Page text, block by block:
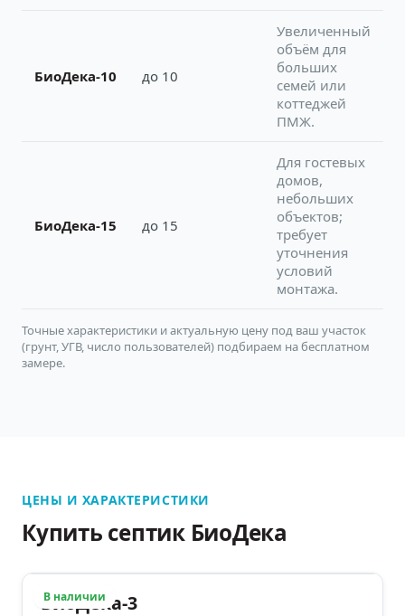
БиоДека-10 до 10
Увеличенный
объём для
больших
семей или
коттеджей
ПМЖ.
БиоДека-15 до 15
Для гостевых
домов,
небольших
объектов;
требует
уточнения
условий
монтажа.
Точные характеристики и актуальную цену под ваш участок
(грунт, УГВ, число пользователей) подбираем на бесплатном
замере.
ЦЕНЫ И ХАРАКТЕРИСТИКИ
Купить септик БиоДека
В наличии
БиоДека-3